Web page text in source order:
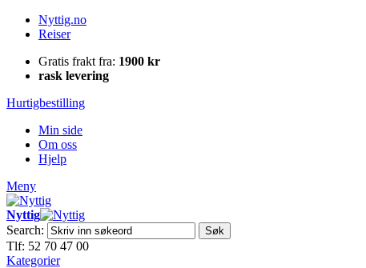
Nyttig.no
Reiser
Gratis frakt fra: 1900 kr
rask levering
Hurtigbestilling
Min side
Om oss
Hjelp
Meny
Nyttig
Search:
Søk
Tlf: 52 70 47 00
Kategorier